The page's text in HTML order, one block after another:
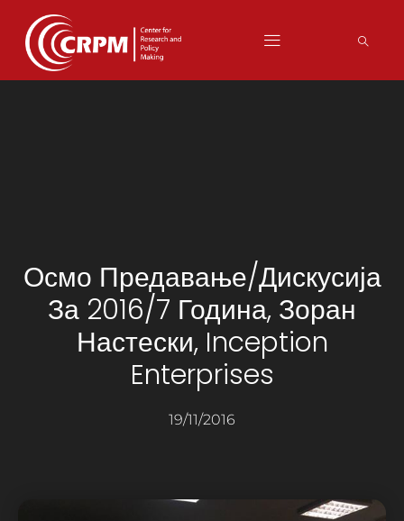
Осмо Предавање/дискусија
За 2016/7 Година, Зоран
Настески, Inception
Enterprises
19/11/2016